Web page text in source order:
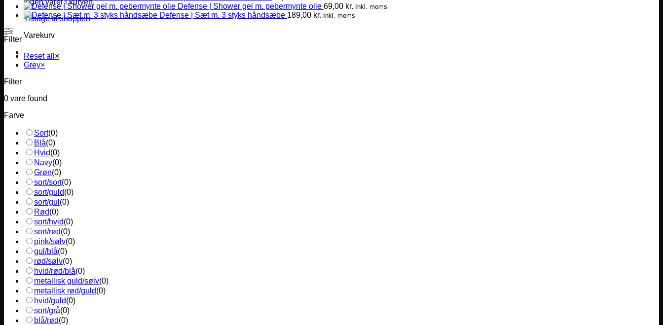
Ingen varer i kurven.
Tilbage til shoppen
Varekurv
Defense | Shower gel m. pebermynte olie 69,00 kr. Inkl. moms
Defense | Sæt m. 3 styks håndsæbe 189,00 kr. Inkl. moms
Filter
Reset all ×
Grey×
Filter
0 vare found
Farve
Sort(0)
Blå(0)
Hvid(0)
Navy(0)
Grøn(0)
sort/sort(0)
sort/guld(0)
sort/gul (0)
Rød(0)
sort/hvid(0)
sort/rød(0)
pink/sølv(0)
gul/blå(0)
rød/sølv(0)
hvid/rød/blå(0)
metallisk guld/sølv(0)
metallisk rød/guld(0)
hvid/guld(0)
sort/grå(0)
blå/rød(0)